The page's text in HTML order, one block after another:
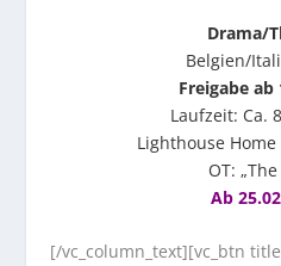
Drama/
Belgien/
Freigabe ab
Laufzeit: Ca.
Lighthouse
OT:
Ab
[/vc_column_text][vc_btn